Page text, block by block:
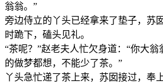
翁翁。”
旁边侍立的丫头已经拿来了垫子，苏
时跪下，磕头见礼。
“茶呢？”赵老夫人忙欠身道：“你大
的做梦都想，不能少了茶。”
丫头急忙递了茶上来，苏囡接过，奉